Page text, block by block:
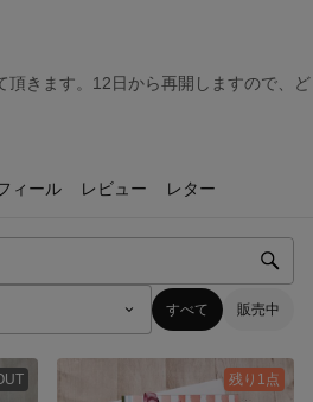
頂きます。12日から再開しますので、ど
ィール レビュー レター
すべて 販売中
残り1点